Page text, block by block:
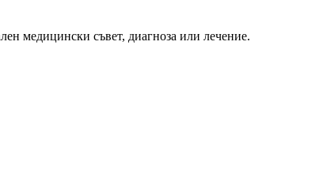
медицински съвет, диагноза или лечение.